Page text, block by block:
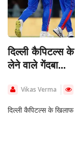
दिल्ली कैपिटल्स
लेने वाले गेंदबा...
Vikas Verma
दिल्ली कैपिटल्स के